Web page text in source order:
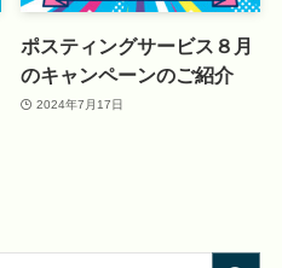
ポスティングサービス８月
のキャンペーンのご紹介
2024年7月17日